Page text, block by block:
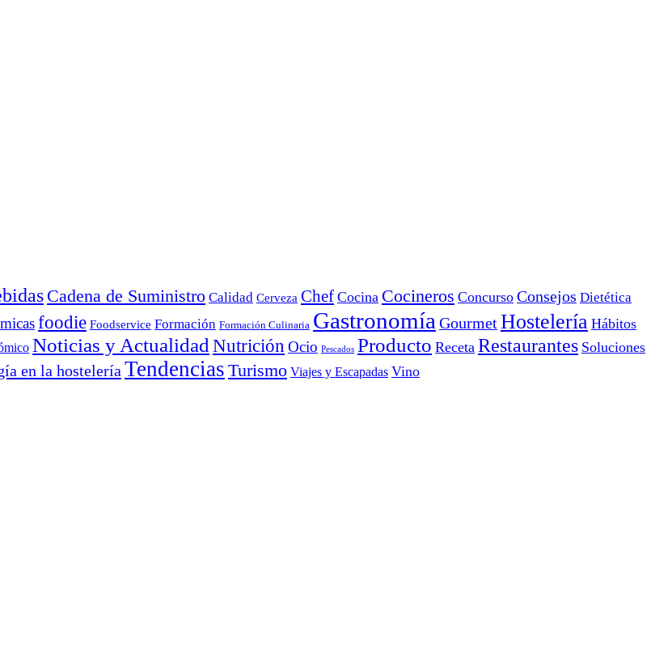
Cadena de Suministro Calidad Cerveza Chef Cocina Cocineros Concurso Consejos Dietética
foodie Foodservice Formación Formación Culinaria Gastronomía GourmetHostelería Hábitos
Noticias y Actualidad Nutrición Ocio Pescados Producto Receta Restaurantes Soluciones
en la hostelería Tendencias Turismo Viajes y Escapadas Vino